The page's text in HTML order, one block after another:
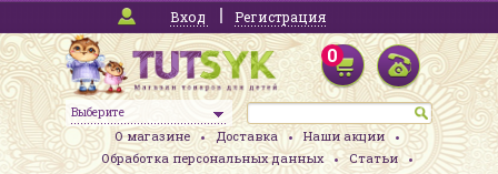
Вход Регистрация
Выберите
0
О магазине Доставка
Наши акции
Обработка персональных данных
Статьи